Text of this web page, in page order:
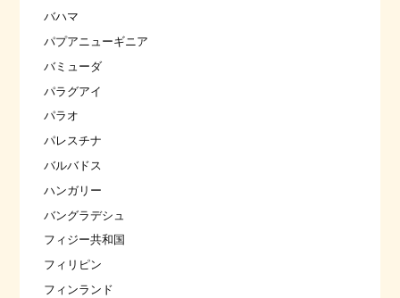
バハマ
パプアニューギニア
バミューダ
パラグアイ
パラオ
パレスチナ
バルバドス
ハンガリー
バングラデシュ
フィジー共和国
フィリピン
フィンランド